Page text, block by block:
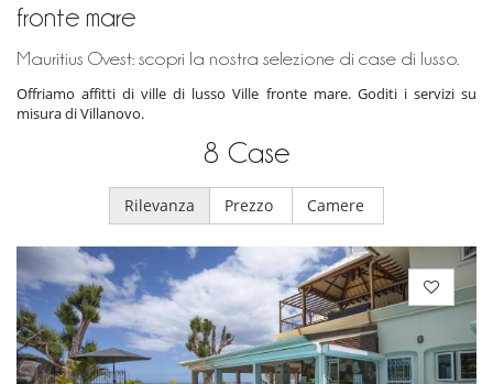
fronte mare
Mauritius Ovest: scopri la nostra selezione di case di lusso.
Offriamo affitti di ville di lusso Ville fronte mare. Goditi i servizi su
misura di Villanovo.
8 Case
Rilevanza Prezzo Camere